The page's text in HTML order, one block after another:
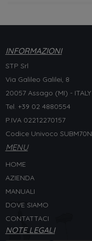
INFORMAZIONI
STP Srl
Via Galileo Galilei, 8
20057 Assago (MI) - ITALY
Tel. +39 02 4880554
P.IVA 02212270157
Codice Univoco SUBM70N
MENU
HOME
AZIENDA
MANUALI
DOVE SIAMO
CONTATTACI
NOTE LEGALI